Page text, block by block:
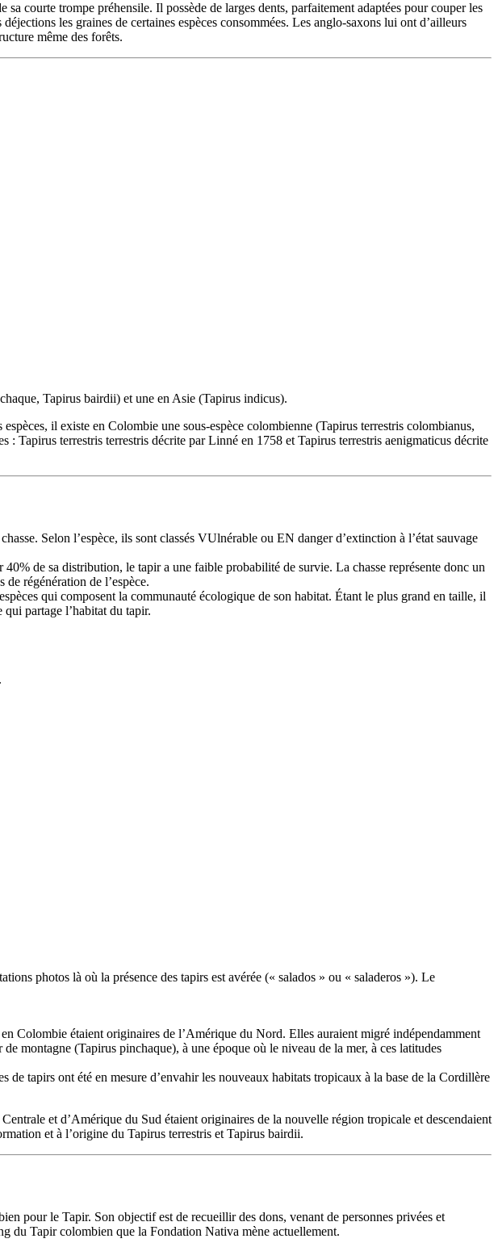
courte trompe préhensile. Il possède de larges dents, parfaitement adaptées pour couper les
les graines de certaines espèces consommées. Les anglo-saxons lui ont d’ailleurs
même des forêts.
Tapirus bairdii) et une en Asie (Tapirus indicus).
il existe en Colombie une sous-espèce colombienne (Tapirus terrestris colombianus,
Tapirus terrestris terrestris décrite par Linné en 1758 et Tapirus terrestris aenigmaticus décrite
Selon l’espèce, ils sont classés VUlnérable ou EN danger d’extinction à l’état sauvage
de sa distribution, le tapir a une faible probabilité de survie. La chasse représente donc un
régénération de l’espèce.
qui composent la communauté écologique de son habitat. Étant le plus grand en taille, il
qui partage l’habitat du tapir.
photos là où la présence des tapirs est avérée (« salados » ou « saladeros »). Le
Colombie étaient originaires de l’Amérique du Nord. Elles auraient migré indépendamment
montagne (Tapirus pinchaque), à une époque où le niveau de la mer, à ces latitudes
de tapirs ont été en mesure d’envahir les nouveaux habitats tropicaux à la base de la Cordillère
et d’Amérique du Sud étaient originaires de la nouvelle région tropicale et descendaient
et à l’origine du Tapirus terrestris et Tapirus bairdii.
pour le Tapir. Son objectif est de recueillir des dons, venant de personnes privées et
du Tapir colombien que la Fondation Nativa mène actuellement.